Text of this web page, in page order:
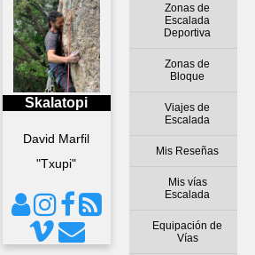
Zonas de
Escalada
Deportiva
Zonas de
Bloque
Viajes de
Escalada
Mis Reseñas
Mis vías
Escalada
Equipación de
Vías
Skalatopi
David Marfil
"Txupi"